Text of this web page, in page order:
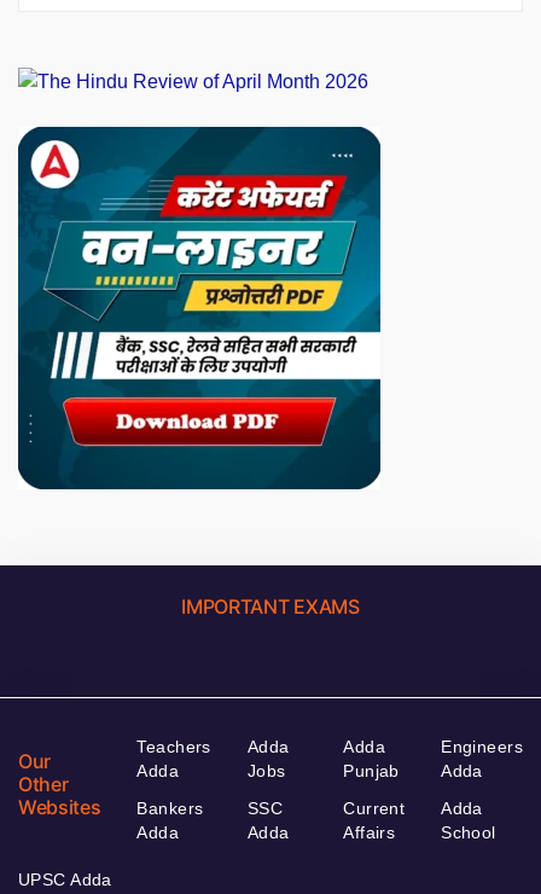
IMPORTANT EXAMS
Our
Other
Websites
Teachers
Adda
Bankers
Adda
Adda
Jobs
SSC
Adda
Adda
Punjab
Current
Affairs
Engineers
Adda
Adda
School
UPSC Adda